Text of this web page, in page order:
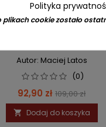
I DŁUGIE
Autor: Maciej Latos
(0)
Cena
92,90 zł Cena
podstawowa
109,00 zł
 Dodaj do koszyka
Polityka
plikach cookie zostało